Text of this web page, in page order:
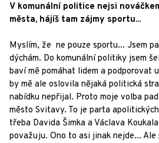
V komunální politice nejsi
města, hájíš tam zájmy sportu...
Myslím, že ne pouze sportu... Jsem
dýchám. Do komunální politiky jsem
baví mě pomáhat lidem a podporovat
by mě ale oslovila nějaká politická
nabídku nepřijal. Proto moje volba
město Svitavy. To je parta
třeba Davida Šimka a Václava
považuju. Ono to asi jinak nejde... Ale